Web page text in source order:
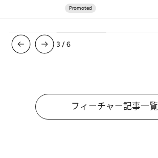
3 /6
フィーチャー記事一覧